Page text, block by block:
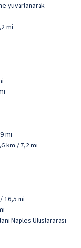
yuvarlanarak
mi
mi
km / 7,2 mi
16,5 mi
Naples Uluslararası